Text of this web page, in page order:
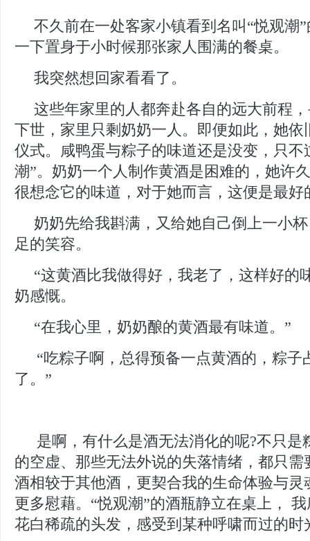
不久前在一处客家小镇看到名叫 “悦观潮
一下置身于小时候那张家人围满的餐桌。
我突然想回家看看了。
这些年家里的人都奔赴各自的远大前程
下世，家里只剩奶奶一人。即便如此，她
仪式。咸鸭蛋与粽子的味道还是没变，只不
潮”。奶奶一个人制作黄酒是困难的，她许
很想念它的味道，对于她而言，这便是最好
奶奶先给我斟满，又给她自己倒上一小
足的笑容。
“这黄酒比我做得好，我老了，这样好的
奶感慨。
“在我心里，奶奶酿的黄酒最有味道。”
“吃粽子啊，总得预备一点黄酒的，粽
了。”
是啊，有什么是酒无法消化的呢?不只是
的空虚、那些无法外说的失落情绪，都只
酒相较于其他酒，更契合我的生命体验与
更多慰藉。 “悦观潮”的酒瓶静立在桌上，
花白稀疏的头发，感受到某种呼啸而过的时